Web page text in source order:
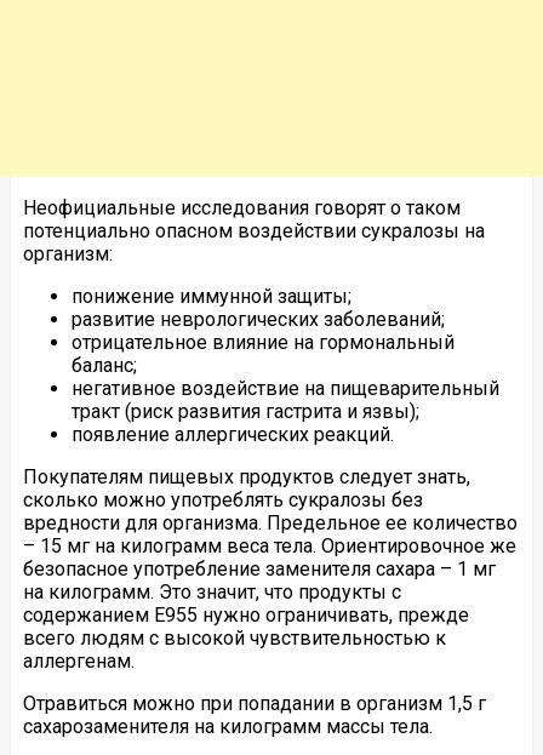
Неофициальные исследования говорят о таком
потенциально опасном воздействии сукралозы на
организм:
понижение иммунной защиты;
развитие неврологических заболеваний;
отрицательное влияние на гормональный
баланс;
негативное воздействие на пищеварительный
тракт (риск развития гастрита и язвы);
появление аллергических реакций.
Покупателям пищевых продуктов следует знать,
сколько можно употреблять сукралозы без
вредности для организма. Предельное ее количество
– 15 мг на килограмм веса тела. Ориентировочное же
безопасное употребление заменителя сахара – 1 мг
на килограмм. Это значит, что продукты с
содержанием Е955 нужно ограничивать, прежде
всего людям с высокой чувствительностью к
аллергенам.
Отравиться можно при попадании в организм 1,5 г
сахарозаменителя на килограмм массы тела.